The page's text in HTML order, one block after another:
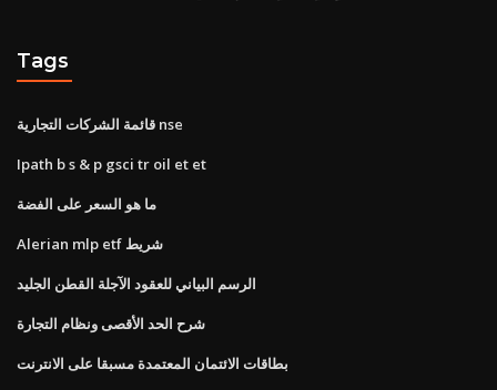
Tags
قائمة الشركات التجارية nse
Ipath b s & p gsci tr oil et et
ما هو السعر على الفضة
Alerian mlp etf شريط
الرسم البياني للعقود الآجلة القطن الجليد
شرح الحد الأقصى ونظام التجارة
بطاقات الائتمان المعتمدة مسبقا على الانترنت